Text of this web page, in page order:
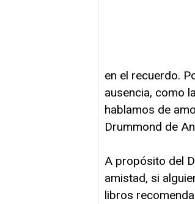
en el recuerdo.
ausencia, como
hablamos de
Drummond de
A propósito del
amistad, si
libros